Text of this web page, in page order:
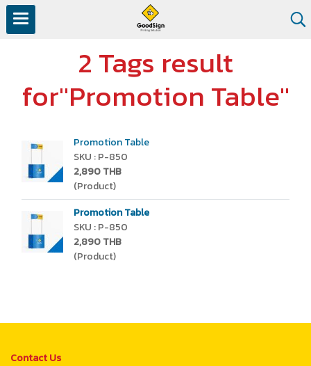
2 Tags result
for"Promotion Table"
Promotion Table
SKU : P-850
2,890 THB
(Product)
Promotion Table
SKU : P-850
2,890 THB
(Product)
Contact Us